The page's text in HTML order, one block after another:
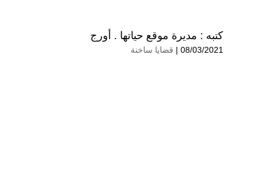
كتبه : مديرة موقع حياتها . أورج
08/03/2021 | قضايا ساخنة